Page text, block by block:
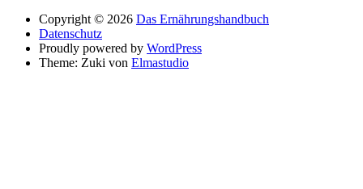
Copyright © 2026 Das Ernährungshandbuch
Datenschutz
Proudly powered by WordPress
Theme: Zuki von Elmastudio